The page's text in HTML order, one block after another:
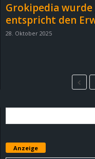
Grokipedia
entspricht den
28. Oktober 2025
Anzeige